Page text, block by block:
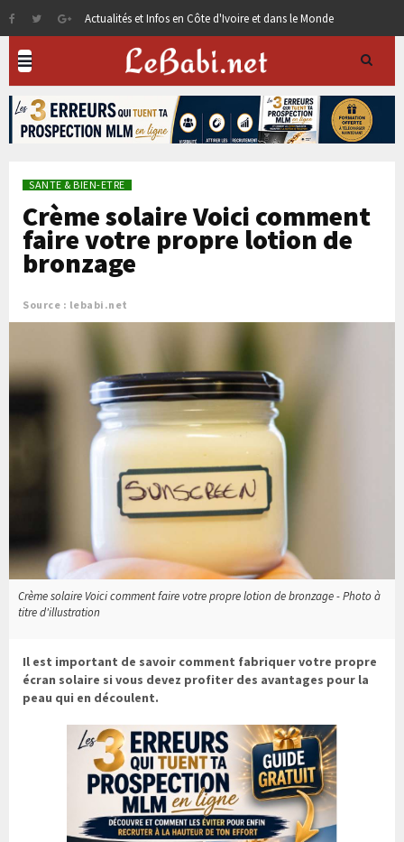
Actualités et Infos en Côte d'Ivoire et dans le Monde
SANTE & BIEN-ETRE
Crème solaire Voici comment
faire votre propre lotion de
bronzage
Source : lebabi.net
Crème solaire Voici comment faire votre propre lotion de bronzage - Photo à
titre d'illustration
Il est important de savoir comment fabriquer votre propre
écran solaire si vous devez profiter des avantages pour la
peau qui en découlent.